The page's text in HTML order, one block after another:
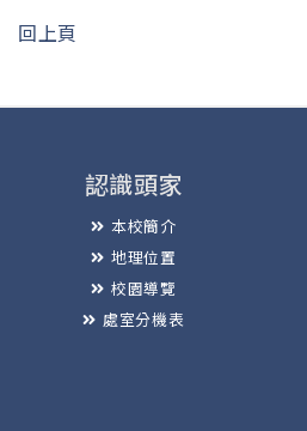
回上頁
認識頭家
本校簡介
地理位置
校園導覽
處室分機表